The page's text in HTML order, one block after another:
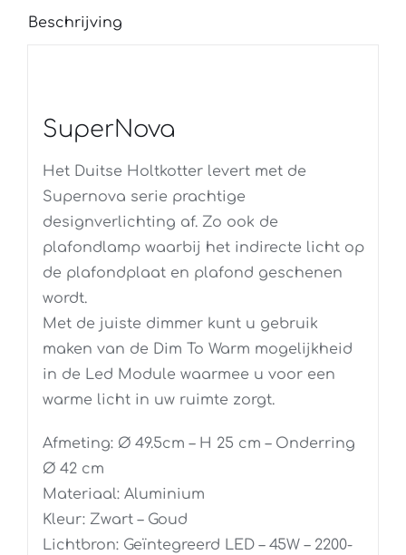
Beschrijving
SuperNova
Het Duitse Holtkotter levert met de
Supernova serie prachtige
designverlichting af. Zo ook de
plafondlamp waarbij het indirecte licht op
de plafondplaat en plafond geschenen
wordt.
Met de juiste dimmer kunt u gebruik
maken van de Dim To Warm mogelijkheid
in de Led Module waarmee u voor een
warme licht in uw ruimte zorgt.
Afmeting: Ø 49.5cm – H 25 cm – Onderring
Ø 42 cm
Materiaal: Aluminium
Kleur: Zwart – Goud
Lichtbron: Geïntegreerd LED – 45W – 2200-